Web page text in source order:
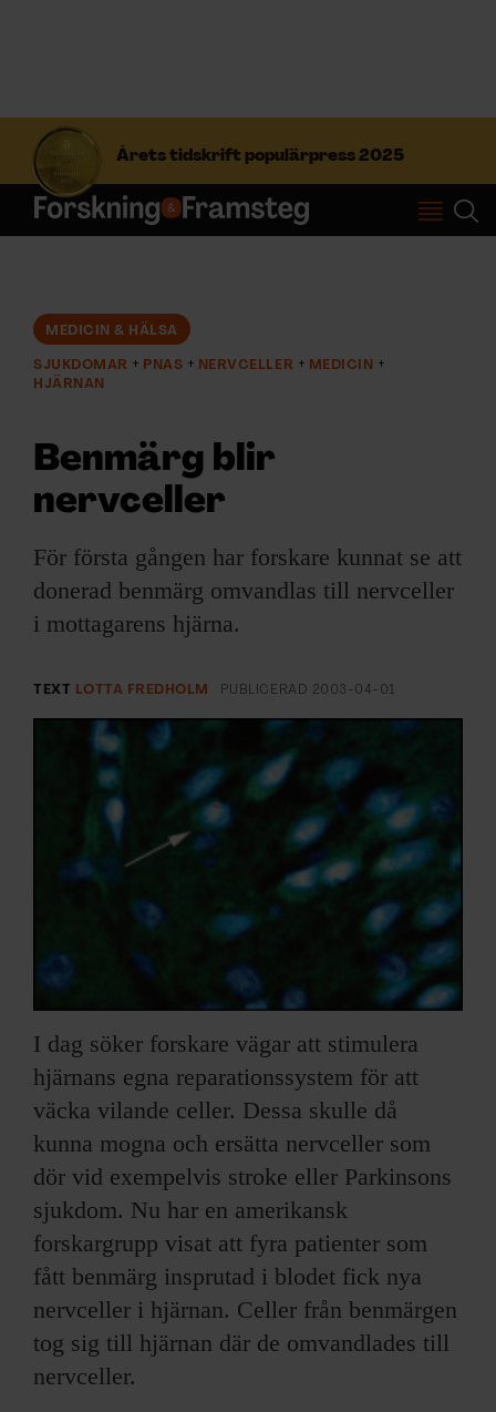
Årets tidskrift populärpress 2025
S
f
t
Prenumerera
NYHETSBREV
ÄMNEN
ARKIV & E-TIDNING
LYSSNA/PODD
EVENEMANG & RESOR
SHOP
KONTAKTA F&F
SKRIV I F&F
PRENUMERERA PÅ F&F
ANNONSERA I F&F
OM F&F
MEDICIN & HÄLSA
SJUKDOMAR PNAS NERVCELLER
MEDICIN
HJÄRNAN
Benmärg blir
nervceller
För första gången har forskare kunnat se att
donerad benmärg omvandlas till nervceller
i mottagarens hjärna.
TEXT LOTTA FREDHOLM PUBLICERAD 2003-04-01
I dag söker forskare vägar att stimulera
hjärnans egna reparationssystem för att
väcka vilande celler. Dessa skulle då
kunna mogna och ersätta nervceller som
dör vid exempelvis stroke eller Parkinsons
sjukdom. Nu har en amerikansk
forskargrupp visat att fyra patienter som
fått benmärg insprutad i blodet fick nya
nervceller i hjärnan. Celler från benmärgen
tog sig till hjärnan där de omvandlades till
nervceller.